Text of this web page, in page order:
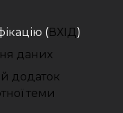
(ВХІД )
даних
додаток
теми